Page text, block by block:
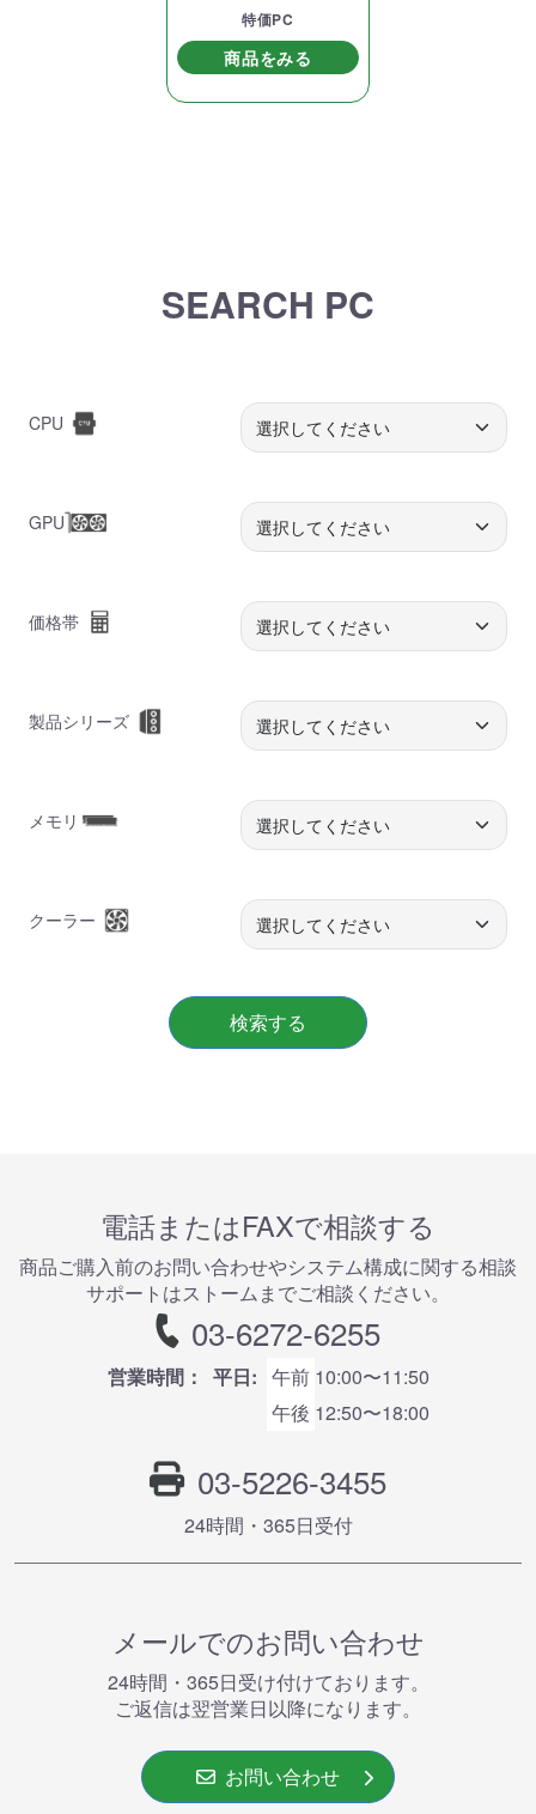
特価PC
商品をみる
SEARCH PC
CPU
GPU
価格帯
製品シリーズ
メモリ
クーラー
検索する
電話またはFAXで相談する
商品ご購⼊前のお問い合わせやシステム構成に関する相談
サポートはストームまでご相談ください。
03-6272-6255
営業時間： 平日: 午前 10:00〜11:50
午後 12:50〜18:00
03-5226-3455
24時間・365⽇受付
メールでのお問い合わせ
24時間・365⽇受け付けております。
ご返信は翌営業⽇以降になります。
お問い合わせ